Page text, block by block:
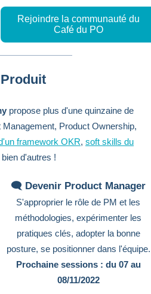
Rejoindre la communauté du
Café du PO
propose plus d'une quinzaine de
Product Ownership,
framework OKR, soft skills du
bien d'autres !
🗨️ Devenir Product Manager
S'approprier le rôle de PM et les
méthodologies, expérimenter les
pratiques clés, adopter la bonne
posture, se positionner dans l'équipe.
Prochaine sessions : du 07 au
08/11/2022